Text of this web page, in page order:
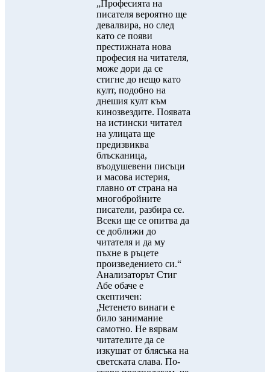
„Професията на
писателя вероятно ще
девалвира, но след
като се появи
престижната нова
професия на читателя,
може дори да се
стигне до нещо като
култ, подобно на
днешия култ към
кинозвездите. Появата
на истински читател
на улицата ще
предизвиква
блъсканица,
въодушевени писъци
и масова истерия,
главно от страна на
многобройните
писатели, разбира се.
Всеки ще се опитва да
се доближи до
читателя и да му
пъхне в ръцете
произведението си.“
Анализаторът Стиг
Абе обаче е
скептичен:
„Четенето винаги е
било занимание
самотно. Не вярвам
читателите да се
изкушат от блясъка на
светската слава. По-